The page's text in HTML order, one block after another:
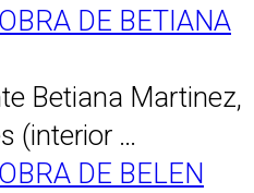
DE BETIANA
Betiana Martinez,
(interior …
DE BELEN